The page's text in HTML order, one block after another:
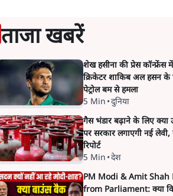
ताजा खबरें
शेख हसीना की प्रेस कॉन्फ्रेंस
क्रिकेटर शाकिब अल हसन के
पेट्रोल बम से हमला
5 Min •दुनिया
गैस भंडार बढ़ाने के लिए क्या
पर सरकार लगाएगी नई लेवी,
रिपोर्ट
5 Min •देश
PM Modi & Amit Shah
from Parliament: क्या